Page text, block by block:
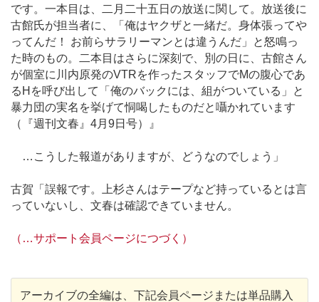
です。一本目は、二月二十五日の放送に関して。放送後に
古館氏が担当者に、「俺はヤクザと一緒だ。身体張ってや
ってんだ！ お前らサラリーマンとは違うんだ」と怒鳴っ
た時のもの。二本目はさらに深刻で、別の日に、古館さん
が個室に川内原発のVTRを作ったスタッフでMの腹心であ
るHを呼び出して「俺のバックには、組がついている」と
暴力団の実名を挙げて恫喝したものだと囁かれています
（『週刊文春』4月9日号）』
…こうした報道がありますが、どうなのでしょう」
古賀「誤報です。上杉さんはテープなど持っているとは言
っていないし、文春は確認できていません。
（…サポート会員ページにつづく）
アーカイブの全編は、下記会員ページまたは単品購入